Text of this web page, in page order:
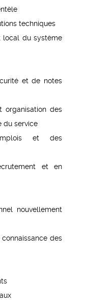
techniques
local du système
et de notes
organisation des
du service
et des
et en
nouvellement
des